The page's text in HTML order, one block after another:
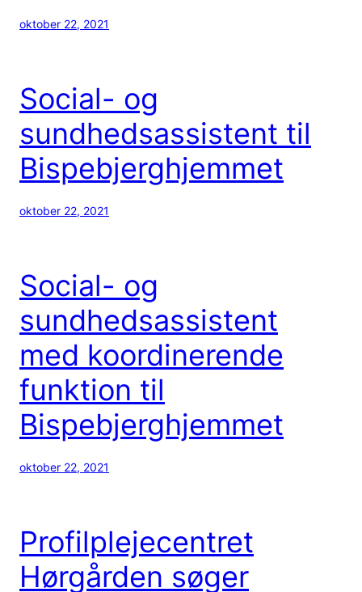
oktober 22, 2021
Social- og
sundhedsassistent til
Bispebjerghjemmet
oktober 22, 2021
Social- og
sundhedsassistent
med koordinerende
funktion til
Bispebjerghjemmet
oktober 22, 2021
Profilplejecentret
Hørgården søger